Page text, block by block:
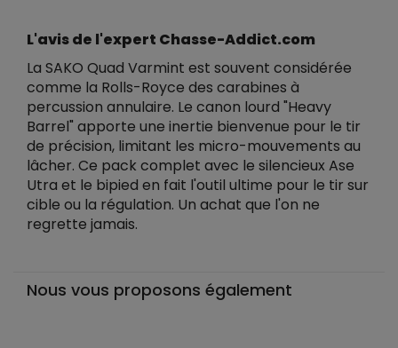
L'avis de l'expert Chasse-Addict.com
La SAKO Quad Varmint est souvent considérée
comme la Rolls-Royce des carabines à
percussion annulaire. Le canon lourd "Heavy
Barrel" apporte une inertie bienvenue pour le tir
de précision, limitant les micro-mouvements au
lâcher. Ce pack complet avec le silencieux Ase
Utra et le bipied en fait l'outil ultime pour le tir sur
cible ou la régulation. Un achat que l'on ne
regrette jamais.
Nous vous proposons également